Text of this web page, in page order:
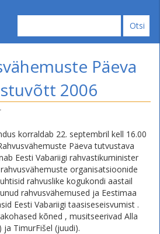
Päeva
2006
korraldab 22. septembril kell 16.00
Päeva tutvustava
Eesti Vabariigi rahvastikuminister
organisatsioonide
rahvuslike kogukondi aastail
rahvusvähemused ja Eestimaa
Eesti Vabariigi taasiseseisvumist .
kõned , musitseerivad Alla
ja TimurFišel (juudi).